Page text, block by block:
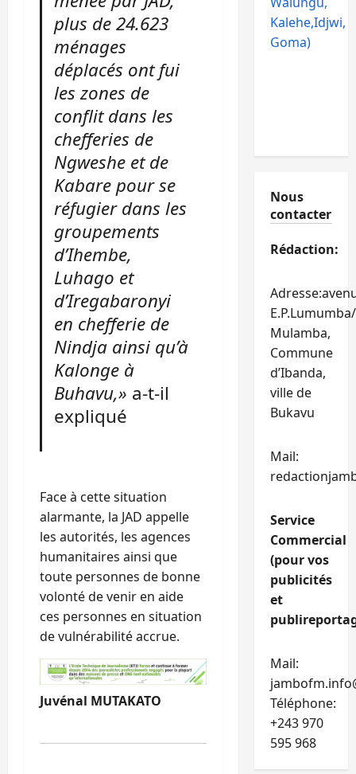
plus de 24.623
ménages
déplacés ont fui
les zones de
conflit dans les
chefferies de
Ngweshe et de
Kabare pour se
réfugier dans les
groupements
d’Ihembe,
Luhago et
d’Iregabaronyi
en chefferie de
Nindja ainsi qu’à
Kalonge à
Buhavu,» a-t-il
expliqué
Face à cette situation
alarmante, la JAD appelle
les autorités, les agences
humanitaires ainsi que
toute personnes de bonne
volonté de venir en aide
ces personnes en situation
de vulnérabilité accrue.
Juvénal MUTAKATO
Kalehe,Idjwi,
Goma)
Nous
contacter
Rédaction:
Mulamba,
Commune
d’Ibanda,
ville de
Bukavu
Mail:
Service
Commercial
(pour vos
publicités
et
Mail:
Téléphone:
+243 970
595 968